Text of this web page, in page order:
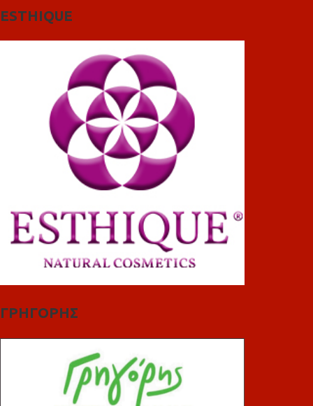
ESTHIQUE
ΓΡΗΓΟΡΗΣ